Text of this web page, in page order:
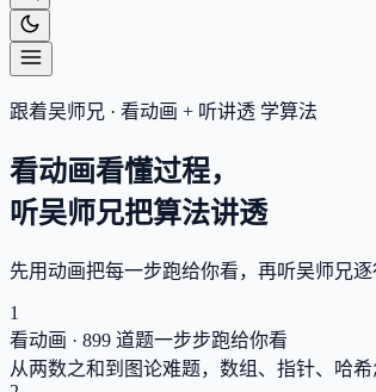
跟着吴师兄 · 看动画 + 听讲透 学算法
看动画看懂过程，
听吴师兄把算法讲透
先用动画把每一步跑给你看，再听吴师兄
1
看动画 · 899 道题一步步跑给你看
从两数之和到图论难题，数组、指针、哈希